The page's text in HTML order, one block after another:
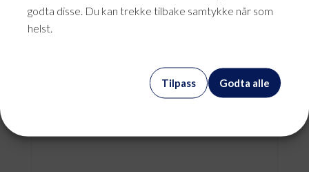
godta disse. Du kan trekke tilbake samtykke når som
helst.
Godta alle
Tilpass
Swyx Serviceavtale Basis